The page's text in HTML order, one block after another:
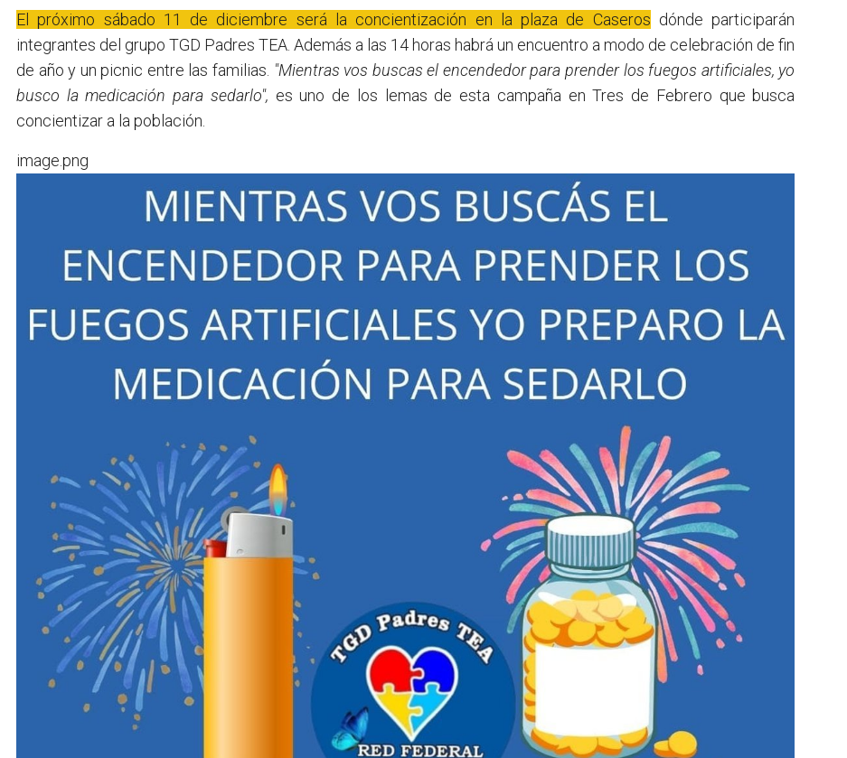
El próximo sábado 11 de diciembre será la concientización en la plaza de Caseros dónde participarán
integrantes del grupo TGD Padres TEA. Además a las 14 horas habrá un encuentro a modo de celebración de fin
de año y un picnic entre las familias. "Mientras vos buscas el encendedor para prender los fuegos artificiales, yo
busco la medicación para sedarlo", es uno de los lemas de esta campaña en Tres de Febrero que busca
concientizar a la población.
image.png